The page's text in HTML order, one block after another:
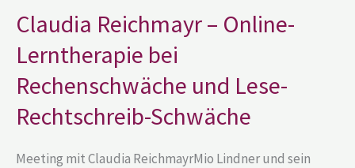
Claudia Reichmayr – Online-
Lerntherapie bei
Rechenschwäche und Lese-
Rechtschreib-Schwäche
Meeting mit Claudia ReichmayrMio Lindner und sein
Online-
Lerntherapie
bei
Rechenschwäche
und
Lese-
Rechtschreib-
Schwäche